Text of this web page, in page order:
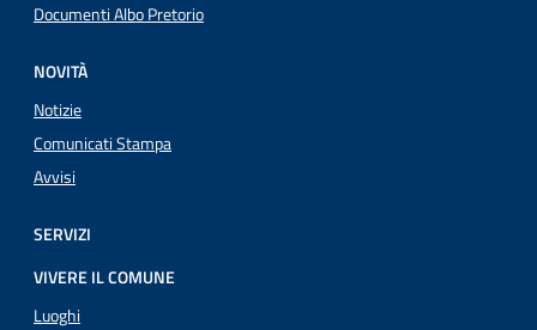
Documenti Albo Pretorio
NOVITÀ
Notizie
Comunicati Stampa
Avvisi
SERVIZI
VIVERE IL COMUNE
Luoghi